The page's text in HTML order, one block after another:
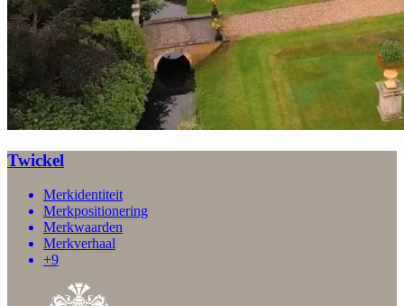
Twickel
Merkidentiteit
Merkpositionering
Merkwaarden
Merkverhaal
+9